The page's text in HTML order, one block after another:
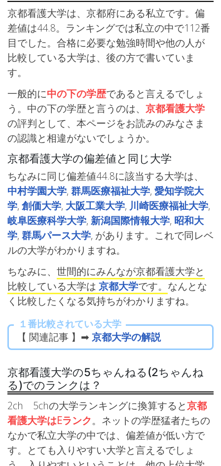
京都看護大学は、京都府にある私立です。偏
差値は44.8。ランキングでは私立の中で112番
目でした。合格に必要な勉強時間や他の人が
比較している大学は、後の方で書いていま
す。
一般的に中の下の学歴であると言えるでしょ
う。中の下の学歴と言うのは、 京都看護大学
の評判として、本ページをお読みのみなさま
の認識と相違がないでしょうか。
京都看護大学の偏差値と同じ大学
ちなみに同じ偏差値44.8に該当する大学は、
中村学園大学, 群馬医療福祉大学, 愛知学院大
学, 創価大学, 大阪工業大学, 川崎医療福祉大学,
岐阜医療科学大学, 新潟国際情報大学, 昭和大
学, 群馬パース大学, があります。これで同レベ
ルの大学がわかりますね。
ちなみに、 世間的にみんなが京都看護大学と
比較している大学は 京都大学です。 なんとな
く比較したくなる気持ちがわかりますね。
１番比較されている大学
【 関連記事 】➡ 京都大学の解説
京都看護大学の5ちゃんねる(2ちゃんね
る)でのランクは？
2ch 5chの大学ランキングに換算すると京都
看護大学はEランク。ネットの学歴猛者たちの
なかで私立大学の中では、偏差値が低い方で
す。とても入りやすい大学と言えるでしょ